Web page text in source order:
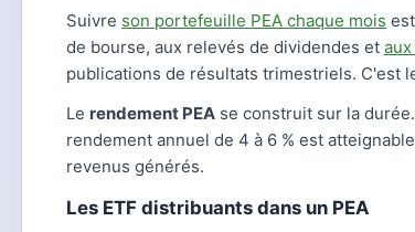
Suivre son portefeuille PEA chaque mois
de bourse, aux relevés de dividendes et
publications de résultats trimestriels. C'est
Le rendement PEA se construit sur la
rendement annuel de 4 à 6 % est
revenus générés.
Les ETF distribuants dans un PEA